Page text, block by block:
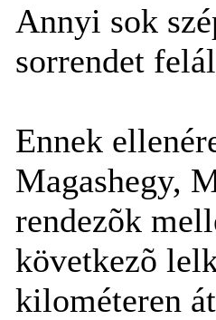
Annyi sok
sorrendet
Ennek
Magashegy,
rendezõk
következõ
kilométeren